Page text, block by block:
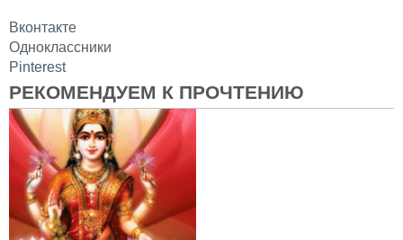
Вконтакте
Одноклассники
Pinterest
РЕКОМЕНДУЕМ К ПРОЧТЕНИЮ